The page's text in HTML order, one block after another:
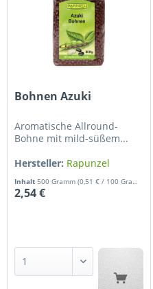
Bohnen Azuki
Aromatische Allround-
Bohne mit mild-süßem...
Hersteller: Rapunzel
Inhalt500 Gramm(0,51 € / 100 Gramm)
2,54 €